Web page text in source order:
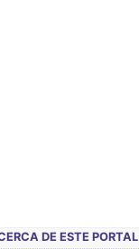
DE ESTE PORTAL